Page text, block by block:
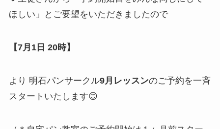
ほしい」とご要望をいただきましたので
【7月1日 20時】
より 明石パンサークル9月レッスンのご予約を一斉
スタートいたします😊